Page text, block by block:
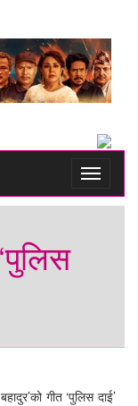
Toggle
गीत ‘पुलिस दाई’